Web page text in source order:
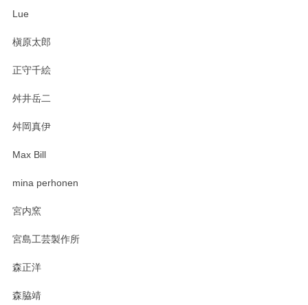
おかけしました。 ありがとうございます。
Lue
槇原太郎
正守千絵
舛井岳二
舛岡真伊
Max Bill
mina perhonen
宮内窯
宮島工芸製作所
森正洋
森脇靖